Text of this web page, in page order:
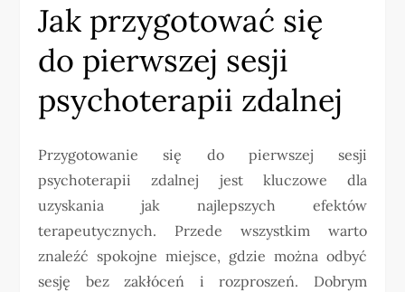
Jak przygotować się
do pierwszej sesji
psychoterapii zdalnej
Przygotowanie się do pierwszej sesji
psychoterapii zdalnej jest kluczowe dla
uzyskania jak najlepszych efektów
terapeutycznych. Przede wszystkim warto
znaleźć spokojne miejsce, gdzie można odbyć
sesję bez zakłóceń i rozproszeń. Dobrym